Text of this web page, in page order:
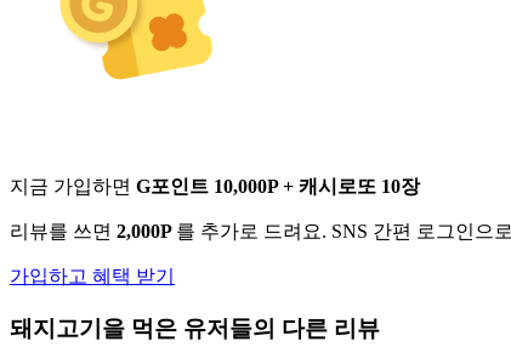
지금 가입하면 G포인트 10,000P + 캐시로또 10장
리뷰를 쓰면 2,000P 를 추가로 드려요. SNS 간편 로그인으
가입하고 혜택 받기
돼지고기 을 먹은 유저들의 다른 리뷰